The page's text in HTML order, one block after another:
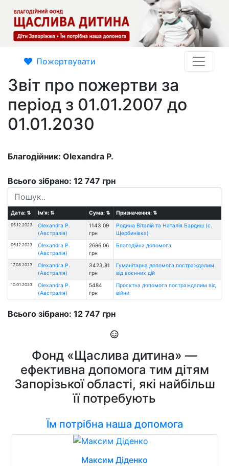
Пожертвувати
Звіт про пожертви за
період з 01.01.2007 до
01.01.2030
Благодійник: Olexandra P.
Всього зібрано: 12 747 грн
Дата:⇅ Ім'я:⇅ Сума:⇅ Призначення:⇅
05.12.2023
Olexandra P.
(Австралія)
1143.09
грн
Родина Віталій та Наталія Бардиш (с.
Щербинівка)
05.12.2023
Olexandra P.
(Австралія)
2696.06
грн
Благодійна допомога
17.08.2023
Olexandra P.
(Австралія)
3423.81
грн
Гуманітарна допомога постраждалим
від воєнних дій
10.01.2023
Olexandra P.
(Австралія)
5484
грн
Проєктна допомога постраждалим від
війни
Всього зібрано: 12 747 грн
Фонд «Щаслива дитина» —
ефективна допомога тим дітям
Запорізької області, які найбільш
її потребують
Їм потрібна наша допомога
Максим Діденко